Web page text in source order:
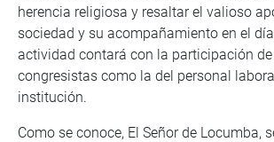
herencia religiosa y resaltar el valioso
sociedad y su acompañamiento en el
actividad contará con la participación
congresistas como la del personal
institución.
Como se conoce, El Señor de Locumba,